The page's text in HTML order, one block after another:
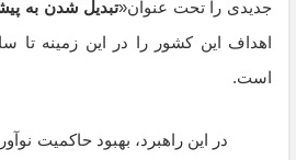
جدیدی را تحت عنوان«تبدیل شدن به
است.
در این راهبرد، بهبود حاکمیت